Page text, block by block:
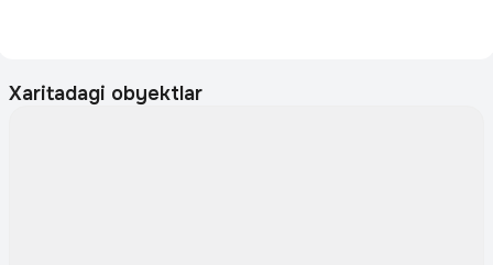
Xaritadagi obyektlar